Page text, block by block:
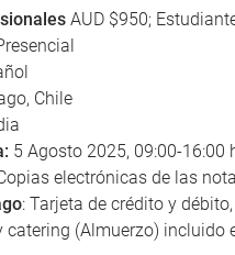
AUD $950;
Chile
5 Agosto 2025, 09:00-16:00
electrónicas de las
: Tarjeta de crédito y
catering (Almuerzo) incluido